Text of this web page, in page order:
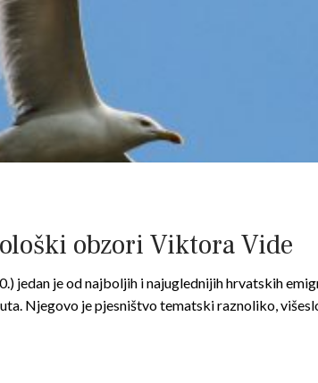
obzori Viktora Vide
jedan je od najboljih i najuglednijih hrvatskih
Njegovo je pjesništvo tematski raznoliko,